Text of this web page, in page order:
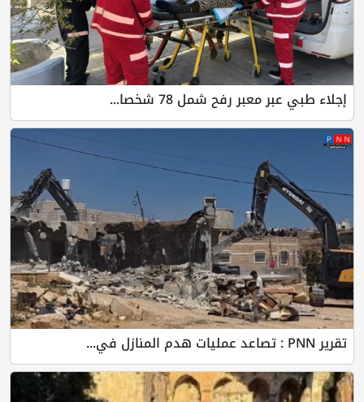
إجلاء طبي عبر معبر رفح شمل 78 شخصا...
تقرير PNN : تصاعد عمليات هدم المنازل في...